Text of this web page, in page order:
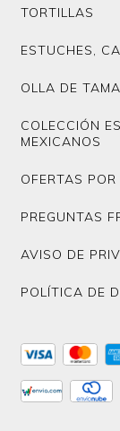
TORTILLAS
ESTUCHES,
OLLA DE
COLECCIÓN
MEXICANOS
OFERTAS
PREGUNTAS
AVISO DE
POLÍTICA DE